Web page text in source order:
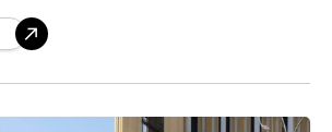
incluyendo la Ley de Tierras